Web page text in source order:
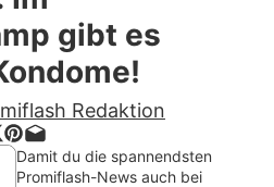
auf Promiflash
Jobs
Team
gibt es
Redaktion
Damit du die spannendsten
Promiflash-News auch bei